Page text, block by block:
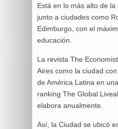
Está en lo más alto de
junto a ciudades como
Edimburgo, con el
educación.
La revista The
Aires como la ciudad
de América Latina en
ranking The Global
elabora anualmente.
Así, la Ciudad se ubicó